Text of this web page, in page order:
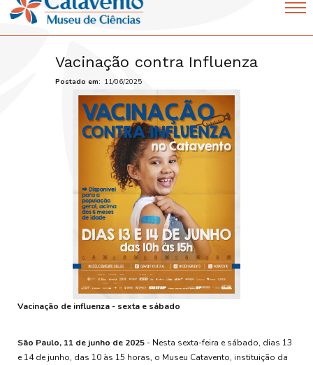
Navegação
principal
Mobile
Vacinação contra Influenza
Postado em 11/06/2025
Vacinação de influenza - sexta e sábado
São Paulo, 11 de junho de 2025 - Nesta sexta-feira e sábado, dias 13
e 14 de junho, das 10 às 15 horas, o Museu Catavento, instituição da